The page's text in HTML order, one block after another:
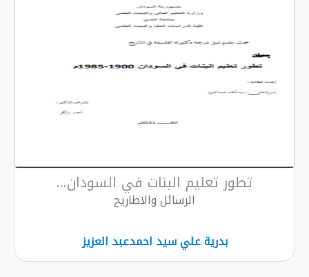
تطور تعليم البنات في السودان...
الرسائل والاطاريح
بدرية علي سيد احمدعبد العزيز